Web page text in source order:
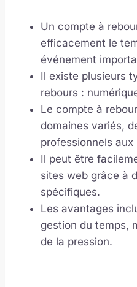
Un compte à
efficacement le
événement
Il existe plusieurs
rebours :
Le compte à
domaines variés,
professionnels aux
Il peut être
sites web grâce à
spécifiques.
Les avantages
gestion du temps,
de la pression.